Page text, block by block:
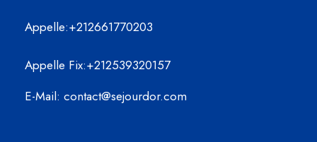
Appelle:+212661770203
Appelle Fix:+212539320157
E-Mail: contact@sejourdor.com